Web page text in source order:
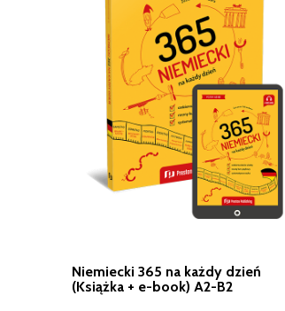
Niemiecki 365 na każdy dzień
(Książka + e-book) A2-B2